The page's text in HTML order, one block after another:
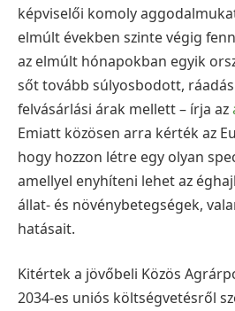
képviselői komoly
elmúlt években szinte végig
az elmúlt hónapokban egyik
sőt tovább súlyosbodott,
felvásárlási árak mellett – írja az
Emiatt közösen arra kérték az
hogy hozzon létre egy olyan
amellyel enyhíteni lehet az
állat- és növénybetegségek,
hatásait.
Kitértek a jövőbeli Közös
2034-es uniós költségvetésről